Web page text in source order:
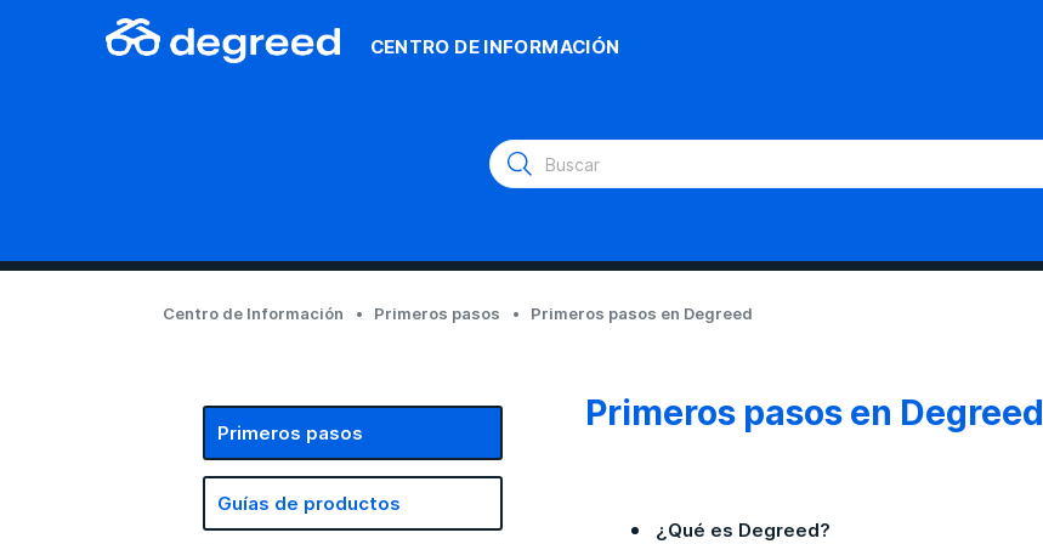
CENTRO DE INFORMACIÓN
Centro de Información Primeros pasos Primeros pasos en Degreed
Primeros pasos
Guías de productos
Primeros pasos en Degreed
¿Qué es Degreed?